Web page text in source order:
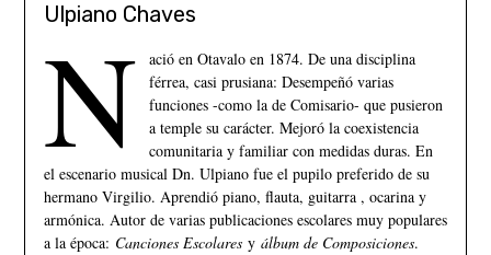
Ulpiano Chaves
N
ació en Otavalo en 1874. De una disciplina
férrea, casi prusiana: Desempeñó varias
funciones -como la de Comisario- que pusieron
a temple su carácter. Mejoró la coexistencia
comunitaria y familiar con medidas duras. En
el escenario musical Dn. Ulpiano fue el pupilo preferido de su
hermano Virgilio. Aprendió piano, flauta, guitarra , ocarina y
armónica. Autor de varias publicaciones escolares muy populares
a la época: Canciones Escolaresy álbum de Composiciones.